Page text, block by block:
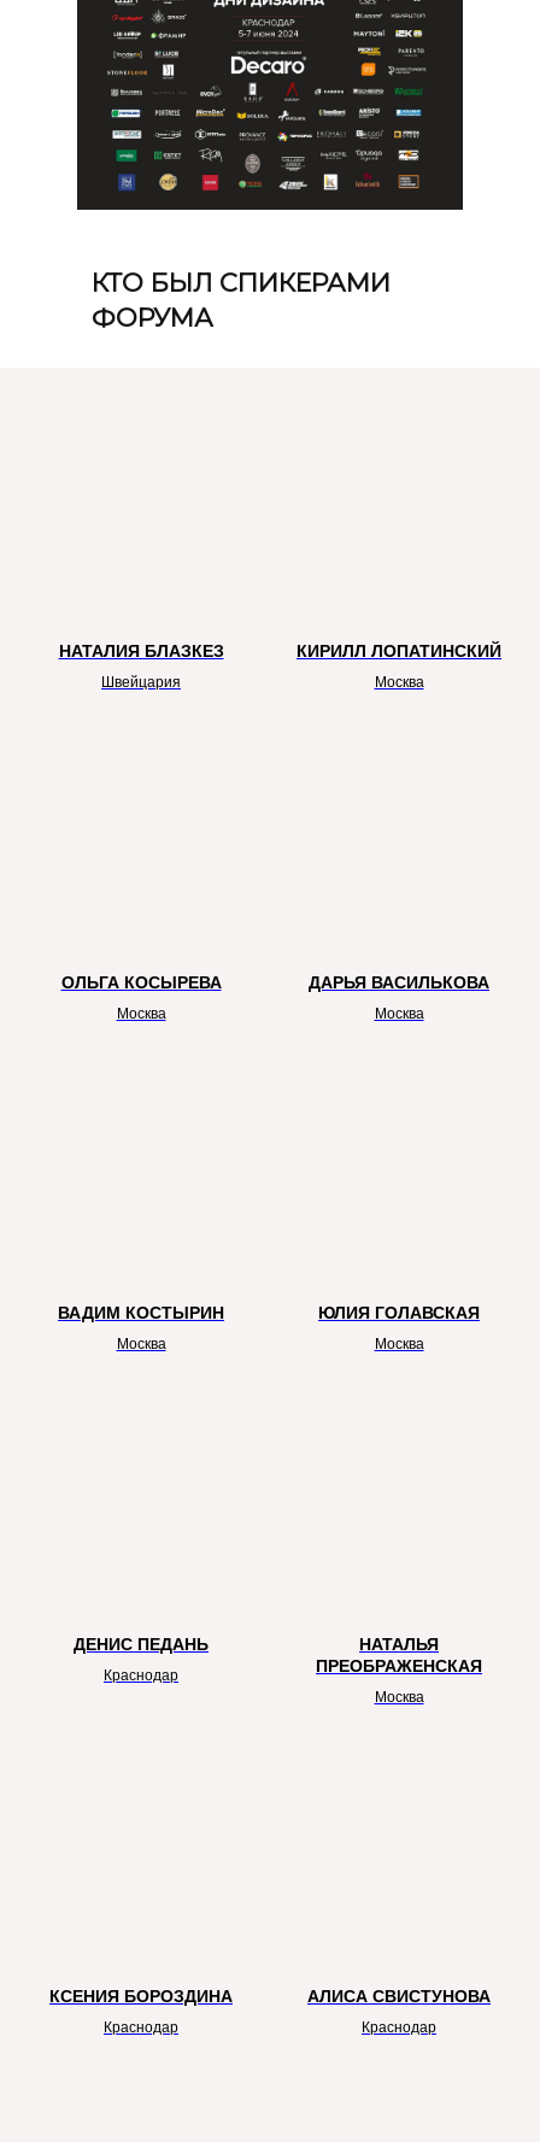
КТО БЫЛ СПИКЕРАМИ
ФОРУМА
НАТАЛИЯ БЛАЗКЕЗ
Швейцария
КИРИЛЛ ЛОПАТИНСКИЙ
Москва
ОЛЬГА КОСЫРЕВА
Москва
ДАРЬЯ ВАСИЛЬКОВА
Москва
ВАДИМ КОСТЫРИН
Москва
ЮЛИЯ ГОЛАВСКАЯ
Москва
ДЕНИС ПЕДАНЬ
Краснодар
НАТАЛЬЯ
ПРЕОБРАЖЕНСКАЯ
Москва
КСЕНИЯ БОРОЗДИНА
Краснодар
АЛИСА СВИСТУНОВА
Краснодар